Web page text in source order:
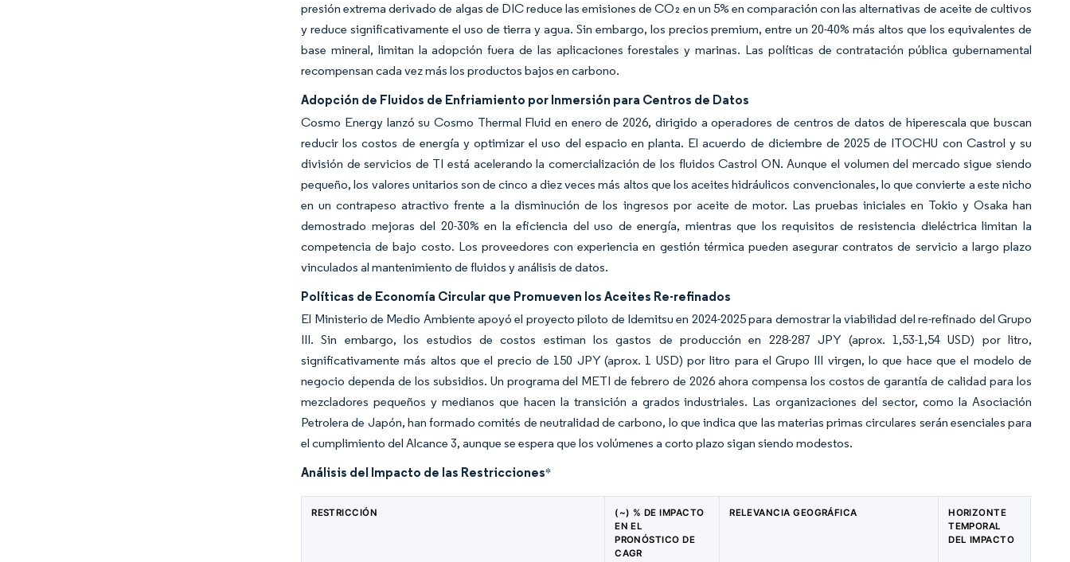
presión extrema derivado de algas de DIC reduce las emisiones de CO₂ en un 5% en comparación con las alternativas de aceite de cultivos
y reduce significativamente el uso de tierra y agua. Sin embargo, los precios premium, entre un 20-40% más altos que los equivalentes de
base mineral, limitan la adopción fuera de las aplicaciones forestales y marinas. Las políticas de contratación pública gubernamental
recompensan cada vez más los productos bajos en carbono.
Adopción de Fluidos de Enfriamiento por Inmersión para Centros de Datos
Cosmo Energy lanzó su Cosmo Thermal Fluid en enero de 2026, dirigido a operadores de centros de datos de hiperescala que buscan
reducir los costos de energía y optimizar el uso del espacio en planta. El acuerdo de diciembre de 2025 de ITOCHU con Castrol y su
división de servicios de TI está acelerando la comercialización de los fluidos Castrol ON. Aunque el volumen del mercado sigue siendo
pequeño, los valores unitarios son de cinco a diez veces más altos que los aceites hidráulicos convencionales, lo que convierte a este nicho
en un contrapeso atractivo frente a la disminución de los ingresos por aceite de motor. Las pruebas iniciales en Tokio y Osaka han
demostrado mejoras del 20-30% en la eficiencia del uso de energía, mientras que los requisitos de resistencia dieléctrica limitan la
competencia de bajo costo. Los proveedores con experiencia en gestión térmica pueden asegurar contratos de servicio a largo plazo
vinculados al mantenimiento de fluidos y análisis de datos.
Políticas de Economía Circular que Promueven los Aceites Re-refinados
El Ministerio de Medio Ambiente apoyó el proyecto piloto de Idemitsu en 2024-2025 para demostrar la viabilidad del re-refinado del Grupo
III. Sin embargo, los estudios de costos estiman los gastos de producción en 228-287 JPY (aprox. 1,53-1,54 USD) por litro,
significativamente más altos que el precio de 150 JPY (aprox. 1 USD) por litro para el Grupo III virgen, lo que hace que el modelo de
negocio dependa de los subsidios. Un programa del METI de febrero de 2026 ahora compensa los costos de garantía de calidad para los
mezcladores pequeños y medianos que hacen la transición a grados industriales. Las organizaciones del sector, como la Asociación
Petrolera de Japón, han formado comités de neutralidad de carbono, lo que indica que las materias primas circulares serán esenciales para
el cumplimiento del Alcance 3, aunque se espera que los volúmenes a corto plazo sigan siendo modestos.
Análisis del Impacto de las Restricciones*
RESTRICCIÓN
(~) % DE IMPACTO
EN EL
PRONÓSTICO DE
CAGR
RELEVANCIA GEOGRÁFICA
HORIZONTE
TEMPORAL
DEL IMPACTO